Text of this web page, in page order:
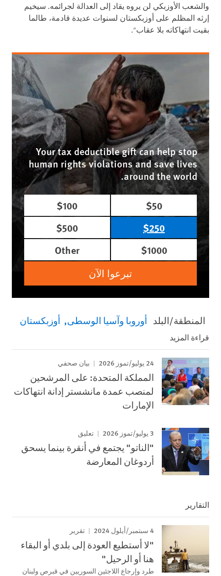
والشعب الأوزبكي لن يروه يقاد إلى العدالة لجرائمه. سيخيم
إرثه المظلم على أوزبكستان لسنوات عديدة قادمة، طالما
بقيت انتهاكاته بلا عقاب".
Your tax deductible gift can help stop
human rights violations and save lives
around the world.
$50
$100
$250
$500
$1000
Other
تبرعوا الآن
المنطقة/البلد أوروبا وآسيا الوسطى أوزبكستان
قراءة المزيد
24 يوليو/تموز 2026 بيان صحفي
المملكة المتحدة: على المرشحين
لمنصب عمدة مانشستر إدانة انتهاكات
الإمارات
3 يوليو/تموز 2026 تعليق
"الناتو" يجتمع في أنقرة بينما يسحق
أردوغان المعارضة
التقارير
4 سبتمبر/أيلول 2024 تقرير
"لا أستطيع العودة إلى بلدي أو البقاء
هنا أو الرحيل"
طرد وإرجاع اللاجئين السوريين في قبرص ولبنان